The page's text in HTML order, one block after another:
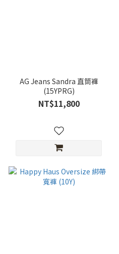
AG Jeans Sandra 直筒褲
(15YPRG)
NT$11,800